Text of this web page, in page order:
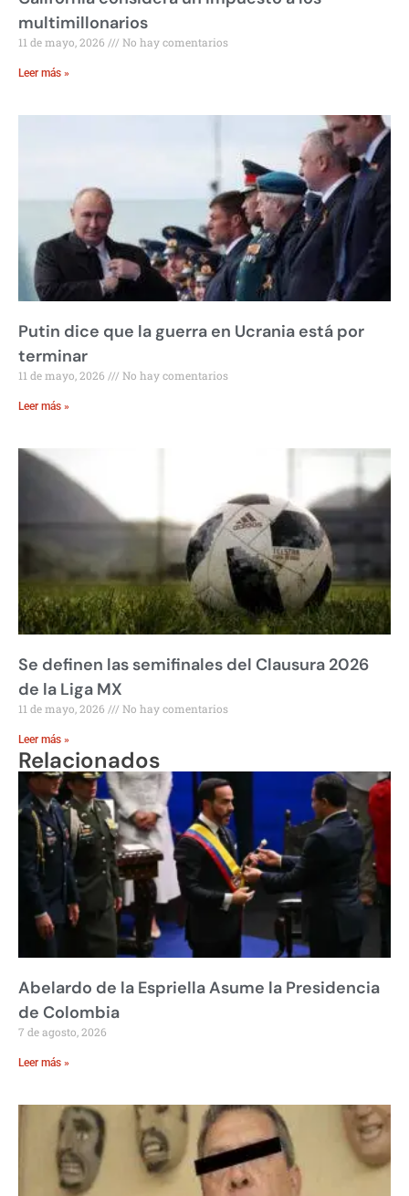
multimillonarios
11 de mayo, 2026 No hay comentarios
Leer más »
Putin dice que la guerra en Ucrania está por
terminar
11 de mayo, 2026 No hay comentarios
Leer más »
Se definen las semifinales del Clausura 2026
de la Liga MX
11 de mayo, 2026 No hay comentarios
Leer más »
Relacionados
Abelardo de la Espriella Asume la Presidencia
de Colombia
7 de agosto, 2026
Leer más »